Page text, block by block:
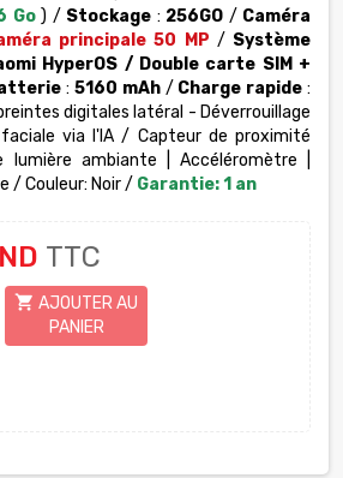
Go) / Stockage : 256GO / Caméra
principale 50 MP / Système
HyperOS / Double carte SIM +
:5160 mAh/ Charge rapide :
digitales latéral - Déverrouillage
via l'IA / Capteur de proximité
ambiante | Accéléromètre |
/ Couleur: Noir / Garantie: 1 an
TTC
shopping_cart AJOUTER AU
PANIER